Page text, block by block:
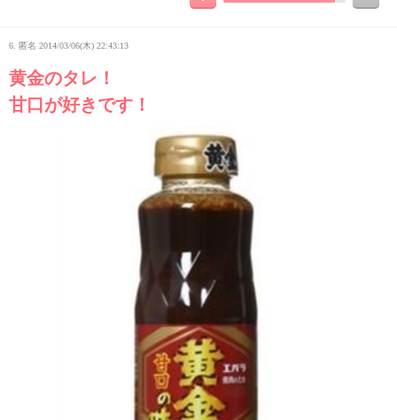
6. 匿名 2014/03/06(木) 22:43:13
黄金のタレ！
甘口が好きです！